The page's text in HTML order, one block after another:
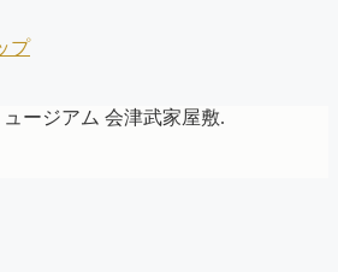
プ
ージアム 会津武家屋敷.